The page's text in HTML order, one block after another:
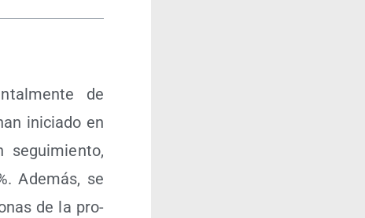
de
ini­cia­do en
segui­mien­to,
Ade­más, se
de la pro­